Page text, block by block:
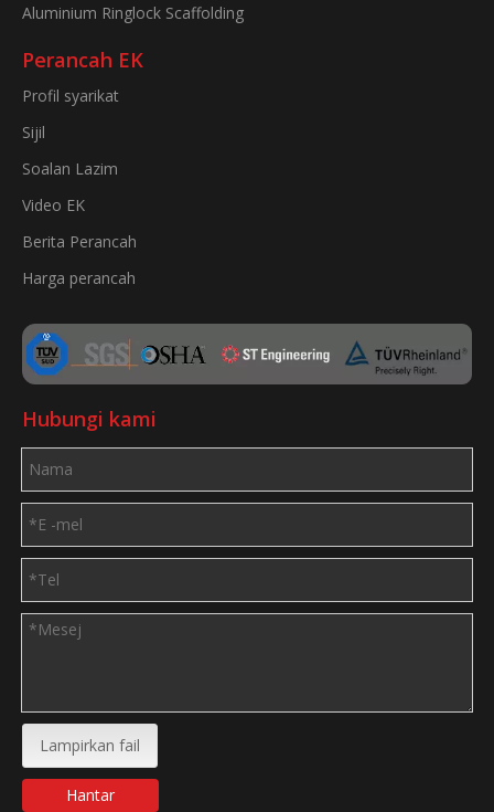
Aluminium Ringlock Scaffolding
Perancah EK
Profil syarikat
Sijil
Soalan Lazim
Video EK
Berita Perancah
Harga perancah
Hubungi kami
Lampirkan fail
Hantar